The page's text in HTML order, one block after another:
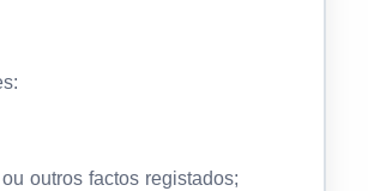
outros factos registados;